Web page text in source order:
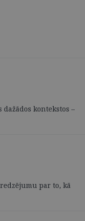
kontekstos –
par to, kā